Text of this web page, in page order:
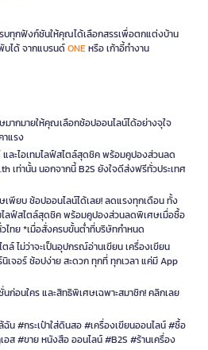
บทุกฟังก์ชันให้คุณได้เลือกสรรเพื่อตกแต่งบ้าน
บได้ จากแบรนด์ONEหรือ เก้าอี้ทำงาน
มากมายให้คุณเลือกช้อปออนไลน์ได้อย่างจุใจ
แรง
ละไอเทมไลฟ์สไตล์สุดชิค พร้อมคูปองส่วนลด
เท่านั้น นอกจากนี้ B2S ยังใจดีส่งฟรีทั่วประเทศ
เพียบ ช้อปออนไลน์ได้เลย! ลดแรงทุกเดือน ทั้ง
ไลฟ์สไตล์สุดชิค พร้อมคูปองส่วนลดพิเศษเมื่อซื้อ
ไทย *เมื่อสั่งครบขั้นต่ำที่บริษัทกำหนด
ล์ ไม่ว่าจะเป็นอุปกรณ์อ่านเขียน เครื่องเขียน
เจอร์ ช้อปง่าย สะดวก ทุกที่ ทุกเวลา แค่มี App
นก่อนใคร และสิทธิพิเศษเฉพาะสมาชิก! คลิกเลย
น #กระเป๋าใส่ดินสอ #เครื่องเขียนออนไลน์ #ซื้อ
ส #ขาย หนังสือ ออนไลน์ #B2S #ร้านเครื่อง